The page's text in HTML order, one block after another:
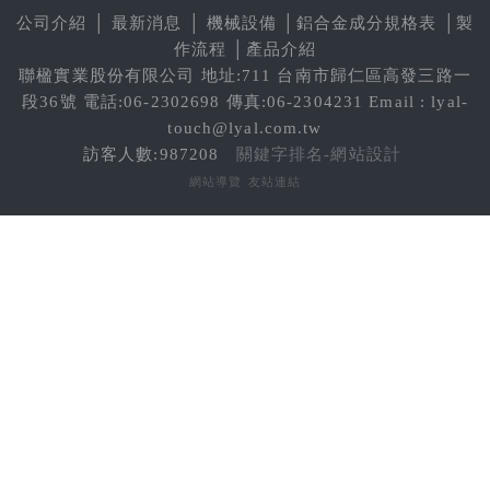
建材裝潢鋁擠型
建構模組支架類
食品烘焙用模型
消費電子類擠型
通用規格鋁擠型
公司介紹 最新消息 機械設備 鋁合金成分規格表
製
作流程
產品介紹
聯楹實業股份有限公司 地址:711 台南市歸仁區高發三路一
段36號 電話:06-2302698 傳真:06-2304231 Email : lyal-
touch@lyal.com.tw
訪客人數:987208
關鍵字排名-網站設計
網站導覽 友站連結